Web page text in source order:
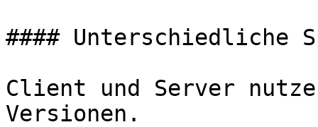
#### Unterschiedliche
Client und Server
Versionen.